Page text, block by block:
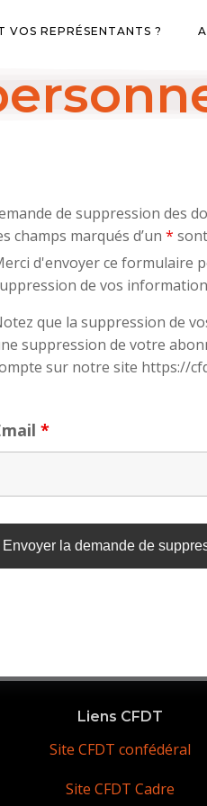
VOS REPRÉSENTANTS ?
de suppression des
champs marqués d’un *
d'envoyer ce formulaire
de vos
que la suppression de
suppression de votre
sur notre site https://
*
Liens CFDT
Site CFDT confédéral
Site CFDT Cadre